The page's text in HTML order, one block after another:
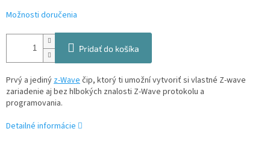
Možnosti doručenia
Pridať do košíka
Prvý a jedinýz-Wavečip, ktorý ti umožní vytvoriť si vlastné Z-wave
zariadenie aj bez hlbokých znalosti Z-Wave protokolu a
programovania.
Detailné informácie